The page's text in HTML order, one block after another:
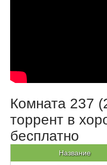
Комната 237
торрент в
бесплатно
Название